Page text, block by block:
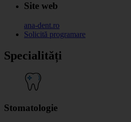
Site web
ana-dent.ro
Solicită programare
Specialități
Stomatologie